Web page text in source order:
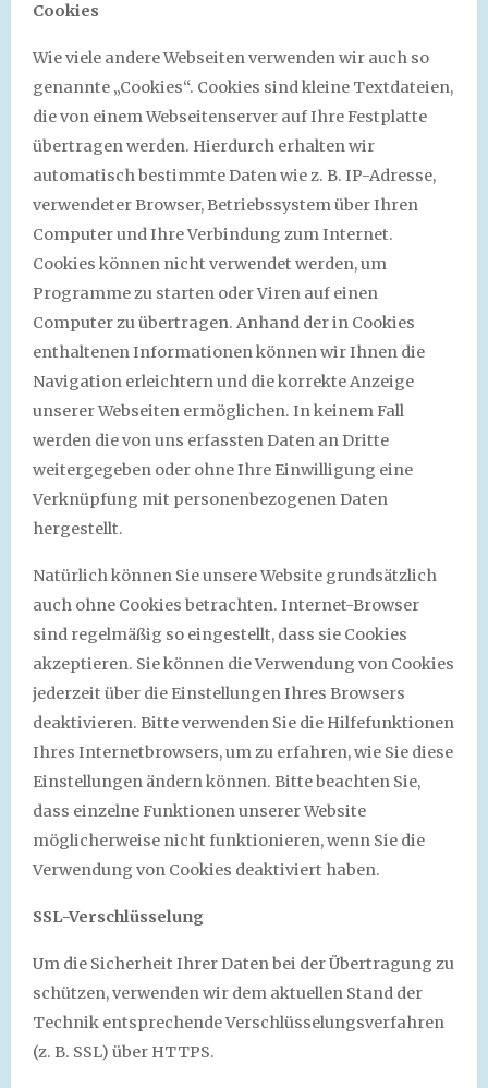
Cookies
Wie viele andere Webseiten verwenden wir auch so
genannte „Cookies“. Cookies sind kleine Textdateien,
die von einem Webseitenserver auf Ihre Festplatte
übertragen werden. Hierdurch erhalten wir
automatisch bestimmte Daten wie z. B. IP-Adresse,
verwendeter Browser, Betriebssystem über Ihren
Computer und Ihre Verbindung zum Internet.
Cookies können nicht verwendet werden, um
Programme zu starten oder Viren auf einen
Computer zu übertragen. Anhand der in Cookies
enthaltenen Informationen können wir Ihnen die
Navigation erleichtern und die korrekte Anzeige
unserer Webseiten ermöglichen. In keinem Fall
werden die von uns erfassten Daten an Dritte
weitergegeben oder ohne Ihre Einwilligung eine
Verknüpfung mit personenbezogenen Daten
hergestellt.
Natürlich können Sie unsere Website grundsätzlich
auch ohne Cookies betrachten. Internet-Browser
sind regelmäßig so eingestellt, dass sie Cookies
akzeptieren. Sie können die Verwendung von Cookies
jederzeit über die Einstellungen Ihres Browsers
deaktivieren. Bitte verwenden Sie die Hilfefunktionen
Ihres Internetbrowsers, um zu erfahren, wie Sie diese
Einstellungen ändern können. Bitte beachten Sie,
dass einzelne Funktionen unserer Website
möglicherweise nicht funktionieren, wenn Sie die
Verwendung von Cookies deaktiviert haben.
SSL-Verschlüsselung
Um die Sicherheit Ihrer Daten bei der Übertragung zu
schützen, verwenden wir dem aktuellen Stand der
Technik entsprechende Verschlüsselungsverfahren
(z. B. SSL) über HTTPS.